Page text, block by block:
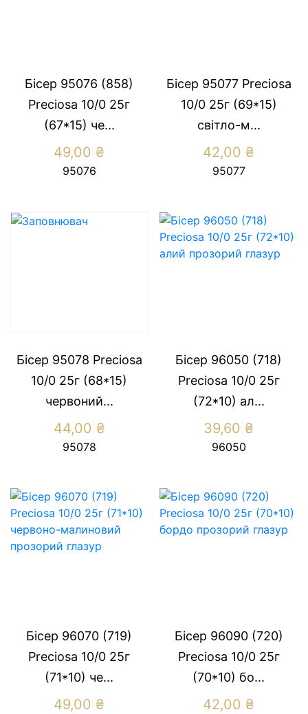
Бісер 95076 (858)
Preсiosa 10/0 25г
(67*15) че...
49,00 ₴
95076
Бісер 95077 Preсiosa
10/0 25г (69*15)
свiтло-м...
42,00 ₴
95077
Бісер 95078 Preсiosa
10/0 25г (68*15)
червоний...
44,00 ₴
95078
Бісер 96050 (718)
Preсiosa 10/0 25г
(72*10) ал...
39,60 ₴
96050
Бісер 96070 (719)
Preсiosa 10/0 25г
(71*10) че...
49,00 ₴
Бісер 96090 (720)
Preсiosa 10/0 25г
(70*10) бо...
42,00 ₴